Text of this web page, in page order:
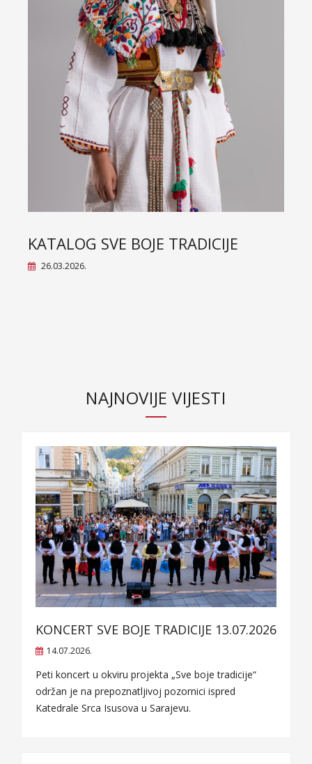
KATALOG SVE BOJE TRADICIJE
26.03.2026.
NAJNOVIJE VIJESTI
KONCERT SVE BOJE TRADICIJE 13.07.2026
14.07.2026.
Peti koncert u okviru projekta „Sve boje tradicije“
održan je na prepoznatljivoj pozornici ispred
Katedrale Srca Isusova u Sarajevu.